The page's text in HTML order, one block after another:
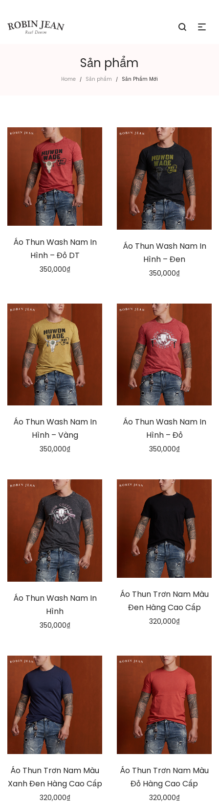
Sản phẩm
Home / Sản phẩm / Sản Phẩm Mới
Áo Thun Wash Nam In
Hình – Đỏ DT
350,000₫
Áo Thun Wash Nam In
Hình – Đen
350,000₫
Áo Thun Wash Nam In
Hình – Vàng
350,000₫
Áo Thun Wash Nam In
Hình – Đỏ
350,000₫
Áo Thun Wash Nam In
Hình
350,000₫
Áo Thun Trơn Nam Màu
Đen Hàng Cao Cấp
320,000₫
Áo Thun Trơn Nam Màu
Xanh Đen Hàng Cao Cấp
320,000₫
Áo Thun Trơn Nam Màu
Đỏ Hàng Cao Cấp
320,000₫